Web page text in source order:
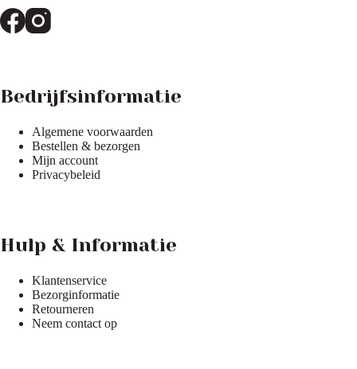
Bedrijfsinformatie
Algemene voorwaarden
Bestellen & bezorgen
Mijn account
Privacybeleid
Hulp & Informatie
Klantenservice
Bezorginformatie
Retourneren
Neem contact op